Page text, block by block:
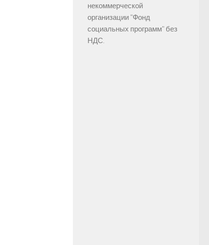
некоммерческой
организации "Фонд
социальных программ" без
НДС.